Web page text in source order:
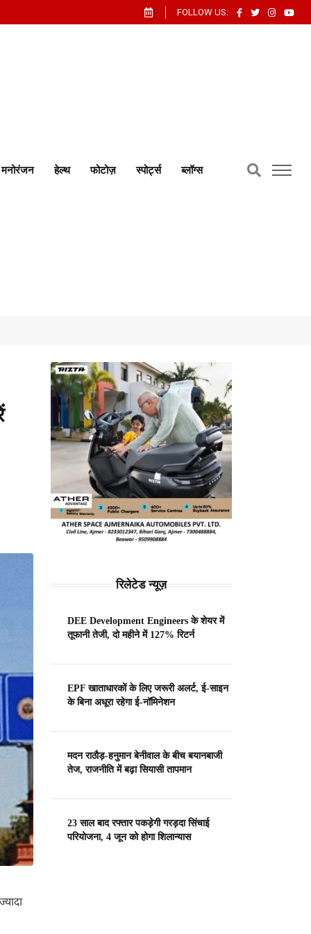
FOLLOW US:
मनोरंजन हेल्थ फोटोज़ स्पोर्ट्स ब्लॉग्स
रिलेटेड न्यूज़
DEE Development Engineers के शेयर में
तूफानी तेजी, दो महीने में 127% रिटर्न
EPF खाताधारकों के लिए जरूरी अलर्ट, ई-साइन
के बिना अधूरा रहेगा ई-नॉमिनेशन
मदन राठौड़-हनुमान बेनीवाल के बीच बयानबाजी
तेज, राजनीति में बढ़ा सियासी तापमान
23 साल बाद रफ्तार पकड़ेगी गरड़दा सिंचाई
परियोजना, 4 जून को होगा शिलान्यास